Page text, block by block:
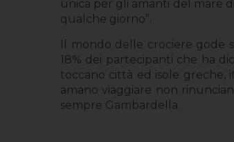
unica per gli amanti del mare
qualche giorno”.
Il mondo delle crociere gode
18% dei partecipanti che ha
toccano città ed isole greche,
amano viaggiare non
sempre Gambardella.